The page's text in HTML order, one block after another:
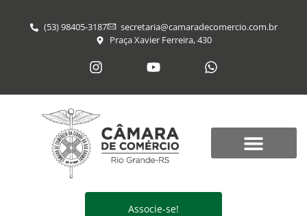
(53) 98405-3187
secretaria@​camaradecomercio.com.br
Praça Xavier Ferreira, 430
Associe-se!